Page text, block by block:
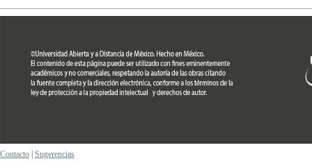
Contacto Sugerencias